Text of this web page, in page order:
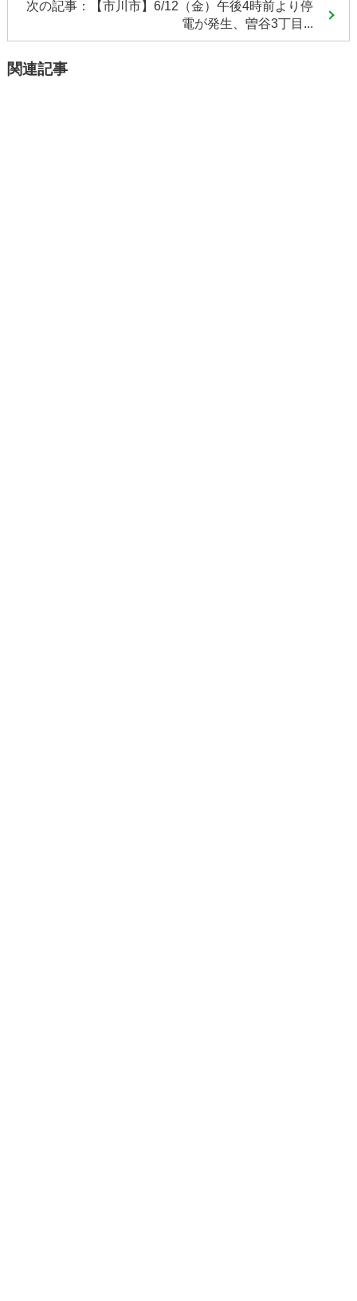
次の記事：【市川市】6/12（金）午後4時前より停
電が発生、曽谷3丁目...
関連記事